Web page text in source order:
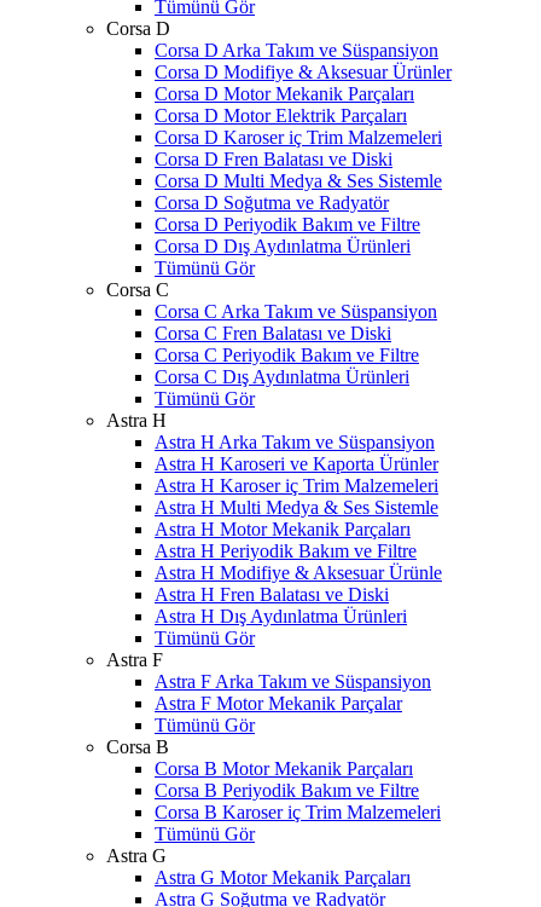
Tümünü Gör
Corsa D
Corsa D Arka Takım ve Süspansiyon
Corsa D Modifiye & Aksesuar Ürünler
Corsa D Motor Mekanik Parçaları
Corsa D Motor Elektrik Parçaları
Corsa D Karoser iç Trim Malzemeleri
Corsa D Fren Balatası ve Diski
Corsa D Multi Medya & Ses Sistemle
Corsa D Soğutma ve Radyatör
Corsa D Periyodik Bakım ve Filtre
Corsa D Dış Aydınlatma Ürünleri
Tümünü Gör
Corsa C
Corsa C Arka Takım ve Süspansiyon
Corsa C Fren Balatası ve Diski
Corsa C Periyodik Bakım ve Filtre
Corsa C Dış Aydınlatma Ürünleri
Tümünü Gör
Astra H
Astra H Arka Takım ve Süspansiyon
Astra H Karoseri ve Kaporta Ürünler
Astra H Karoser iç Trim Malzemeleri
Astra H Multi Medya & Ses Sistemle
Astra H Motor Mekanik Parçaları
Astra H Periyodik Bakım ve Filtre
Astra H Modifiye & Aksesuar Ürünle
Astra H Fren Balatası ve Diski
Astra H Dış Aydınlatma Ürünleri
Tümünü Gör
Astra F
Astra F Arka Takım ve Süspansiyon
Astra F Motor Mekanik Parçalar
Tümünü Gör
Corsa B
Corsa B Motor Mekanik Parçaları
Corsa B Periyodik Bakım ve Filtre
Corsa B Karoser iç Trim Malzemeleri
Tümünü Gör
Astra G
Astra G Motor Mekanik Parçaları
Astra G Soğutma ve Radyatör